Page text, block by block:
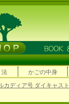
法 かごの中身
カディア号 ダイキャス